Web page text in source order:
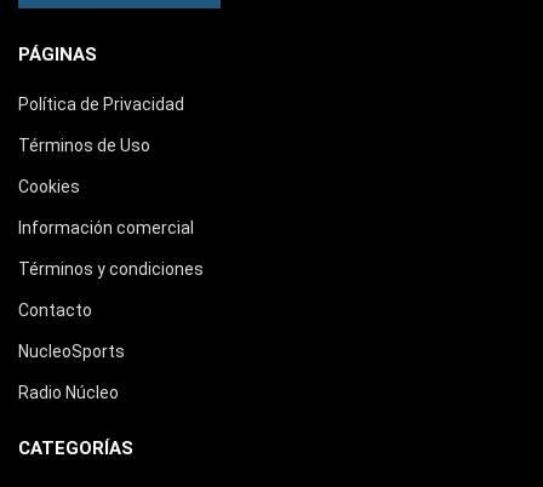
PÁGINAS
Política de Privacidad
Términos de Uso
Cookies
Información comercial
Términos y condiciones
Contacto
NucleoSports
Radio Núcleo
CATEGORÍAS